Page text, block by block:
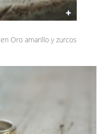
Oro amarillo y zurcos